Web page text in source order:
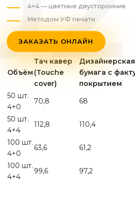
4+4 — цветные двусторонние
Методом УФ печати
ЗАКАЗАТЬ ОНЛАЙН
Объём
Тач кавер
(Touche
cover)
Дизайнерская
бумага с
покрытием
50 шт.
4+0
70,8 68
50 шт.
4+4
112,8 110,4
100 шт.
4+0
63,6 61,2
100 шт.
4+4
99,6 97,2